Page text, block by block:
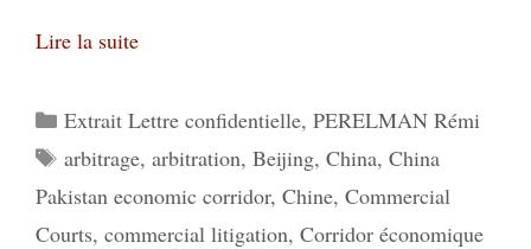
Lire la suite
Catégories
Extrait Lettre confidentielle, PERELMAN Rémi
Étiquettes
arbitrage, arbitration, Beijing, China, China
Pakistan economic corridor, Chine, Commercial
Courts, commercial litigation, Corridor économique